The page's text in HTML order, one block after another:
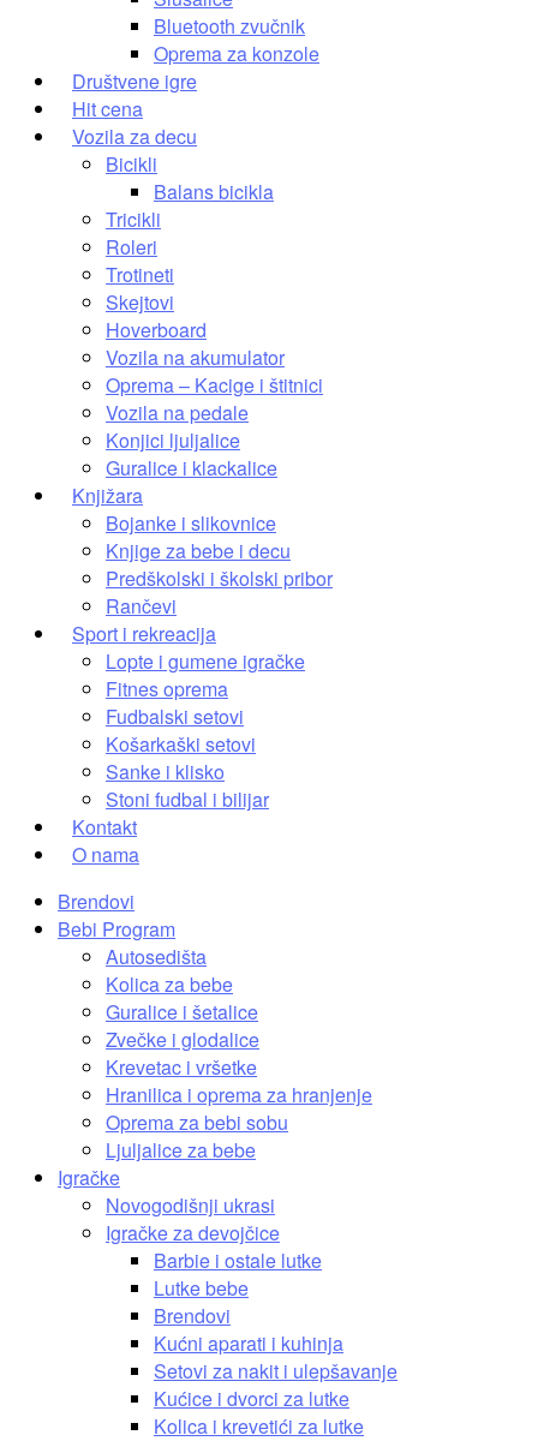
Bluetooth zvučnik
Oprema za konzole
Društvene igre
Hit cena
Vozila za decu
Bicikli
Balans bicikla
Tricikli
Roleri
Trotineti
Skejtovi
Hoverboard
Vozila na akumulator
Oprema – Kacige i štitnici
Vozila na pedale
Konjici ljuljalice
Guralice i klackalice
Knjižara
Bojanke i slikovnice
Knjige za bebe i decu
Predškolski i školski pribor
Rančevi
Sport i rekreacija
Lopte i gumene igračke
Fitnes oprema
Fudbalski setovi
Košarkaški setovi
Sanke i klisko
Stoni fudbal i bilijar
Kontakt
O nama
Brendovi
Bebi Program
Autosedišta
Kolica za bebe
Guralice i šetalice
Zvečke i glodalice
Krevetac i vršetke
Hranilica i oprema za hranjenje
Oprema za bebi sobu
Ljuljalice za bebe
Igračke
Novogodišnji ukrasi
Igračke za devojčice
Barbie i ostale lutke
Lutke bebe
Brendovi
Kućni aparati i kuhinja
Setovi za nakit i ulepšavanje
Kućice i dvorci za lutke
Kolica i krevetići za lutke